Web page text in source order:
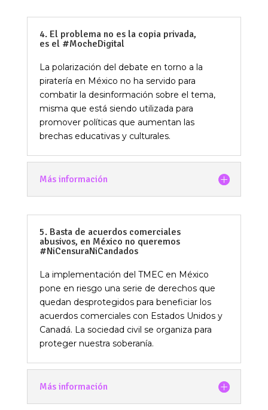
4. El problema no es la copia privada,
es el #MocheDigital
La polarización del debate en torno a la
piratería en México no ha servido para
combatir la desinformación sobre el tema,
misma que está siendo utilizada para
promover políticas que aumentan las
brechas educativas y culturales.
Más información
5. Basta de acuerdos comerciales
abusivos, en México no queremos
#NiCensuraNiCandados
La implementación del TMEC en México
pone en riesgo una serie de derechos que
quedan desprotegidos para beneficiar los
acuerdos comerciales con Estados Unidos y
Canadá. La sociedad civil se organiza para
proteger nuestra soberanía.
Más información